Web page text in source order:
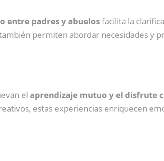
entre padres y abuelosfacilita la
permiten abordar necesidades y
el aprendizaje mutuo y el disfrute
estas experiencias enriquecen